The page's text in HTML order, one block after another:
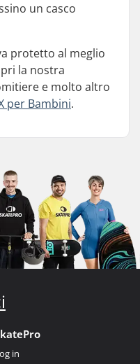
un casco
protetto al meglio
la nostra
e molto altro
per Bambini.
in